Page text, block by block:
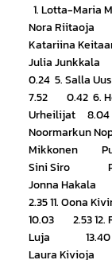
1. Lotta-
Nora
Katariina
Julia
0.24 5. Salla
7.52 0.42 6.
Urheilijat
Noormarkun
Mikkonen
Sini Siro
Jonna
2.35 11.
10.03 2.53
Luja 13.40
Laura Kivioja